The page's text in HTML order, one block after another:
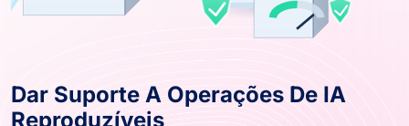
Dar Suporte A Operações De IA
Reproduzíveis